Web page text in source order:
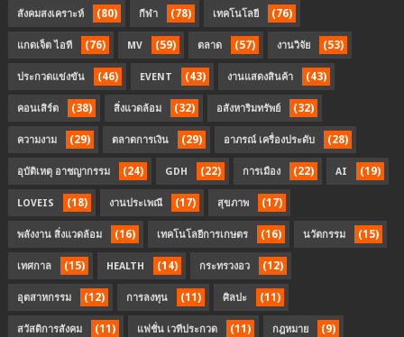
สังคมสงเคราะห์ (80) กีฬา (78) เทคโนโลยี (76)
แกดเจ็ต ไอที (76) MV (59) ตลาด (57) งานวิจัย (53)
ประกวดแข่งขัน (46) EVENT (43) งานแสดงสินค้า (43)
คอนเสิร์ต (38) สิ่งแวดล้อม (32) อสังหาริมทรัพย์ (32)
ความงาม (29) ตลาดการเงิน (29) อาภรณ์ เครื่องประดับ (28)
อุบัติเหตุ อาชญากรรม (24) GDH (22) การเมือง (22) AI (19)
LOVEIS (18) งานประเพณี (17) สุขภาพ (17)
พลังงาน สิ่งแวดล้อม (16) เทคโนโลยีการเกษตร (16) นวัตกรรม (15)
เทศกาล (15) HEALTH (14) กระทรวงอว (12)
อุตสาหกรรม (12) การลงทุน (11) ศิลปะ (11)
สวัสดิการสังคม (11) แฟชั่น เวทีประกวด (11) กฎหมาย (9)